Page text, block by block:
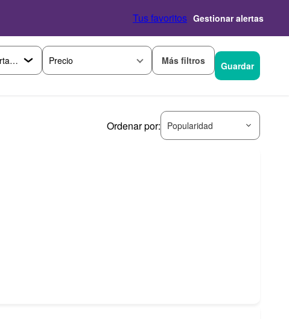
Tus favoritos Gestionar alertas
Precio Más filtros Guardar
Ordenar por: Popularidad